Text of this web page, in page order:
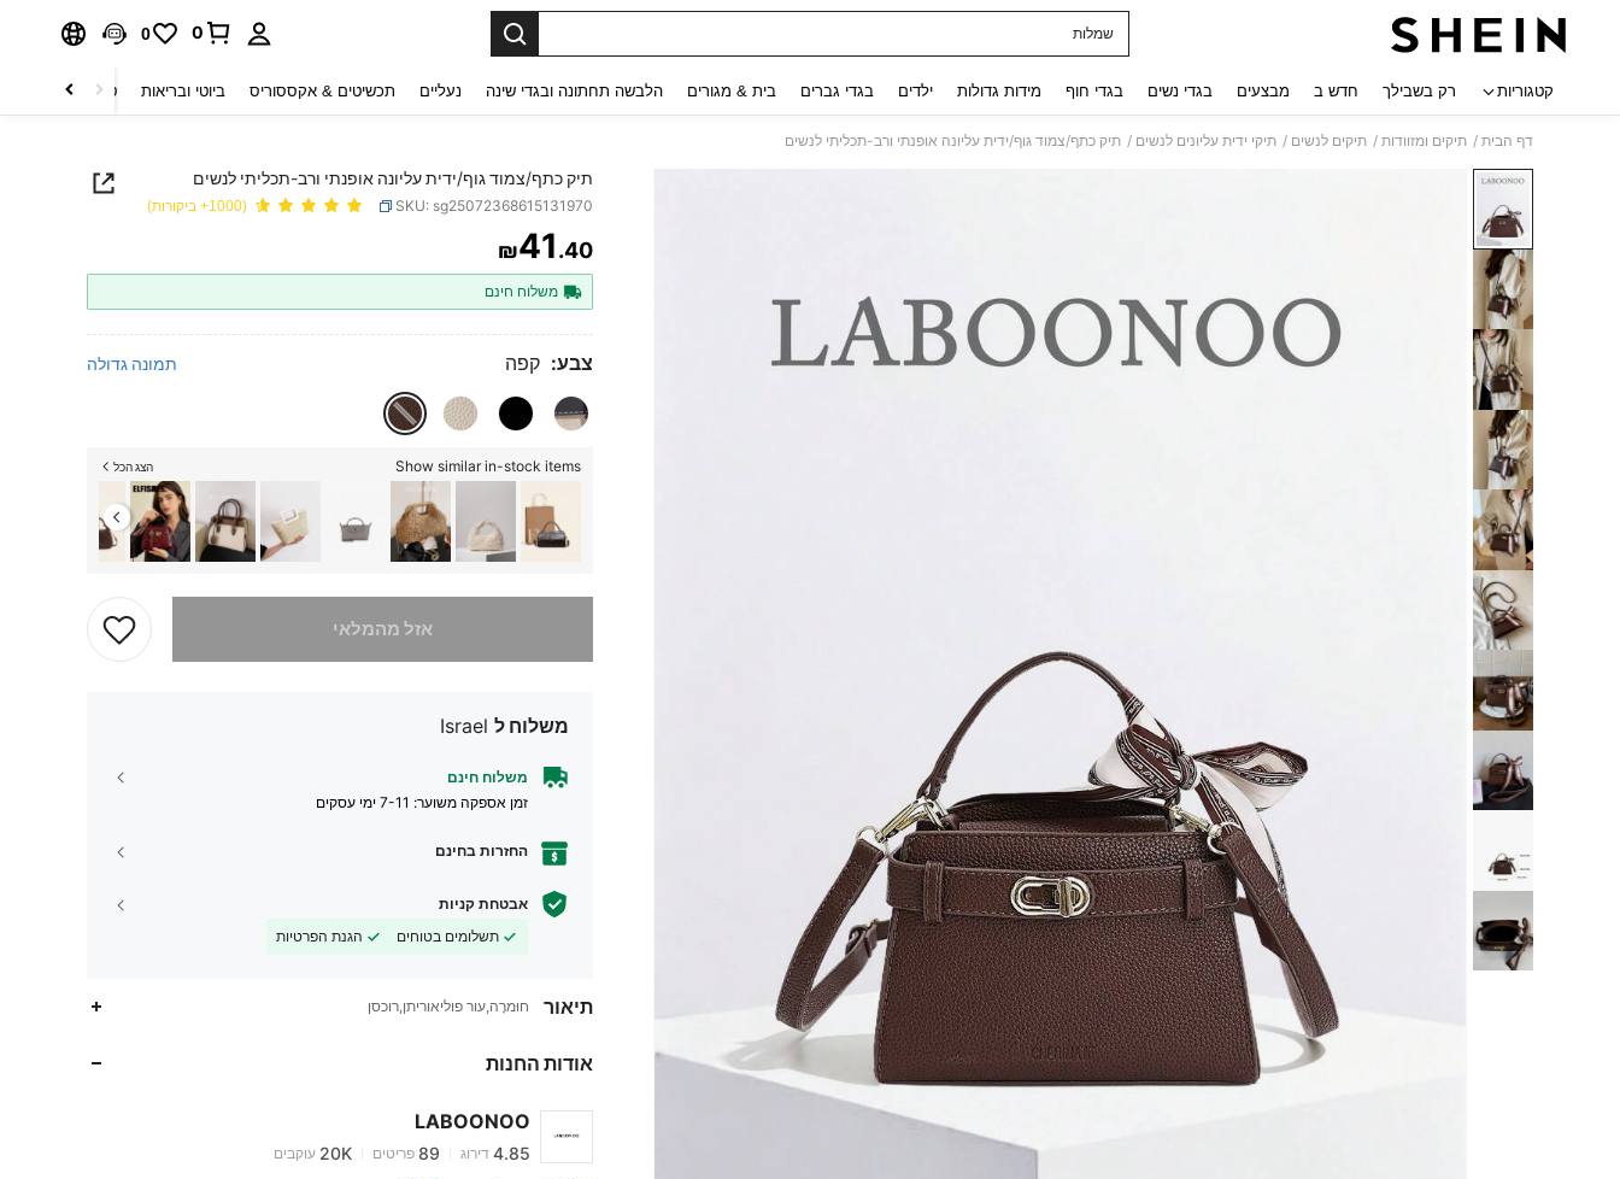
שמלות
0
0
קטגוריות רק בשבילך חדש ב מבצעים בגדי נשים בגדי חוף מידות גדולות ילדים בגדי גברים בית & מגורים הלבשה תחתונה ובגדי שינה נעליים תכשיטים & אקססוריס ביוטי ובריאות טקסטיל לבית
דף הבית / תיקים ומזוודות / תיקים לנשים / תיקי ידית עליונים לנשים / תיק כתף/צמוד גוף/ידית עליונה אופנתי ורב-תכליתי לנשים
תיק כתף/צמוד גוף/ידית עליונה אופנתי ורב-תכליתי לנשים
SKU: sg25072368615131970 (1000+ ביקורות)
PRICE AND AVAILABILITY
₪41.40
משלוח חינם
צבע: קפה תמונה גדולה
Show similar in-stock items הצג הכל
אזל מהמלאי
מצטערים, מוצר זה אזל
משלוח ל Israel
משלוח חינם
זמן אספקה ​​משוער: 7-11 ימי עסקים
החזרות בחינם
אבטחת קניות
תשלומים בטוחים
הגנת הפרטיות
תיאור חוּמרָה,עור פוליאוריתן,רוכסן
אודות החנות
LABOONOO
4.85
89
4.85 דירוג 89 פריטים 20K עוקבים